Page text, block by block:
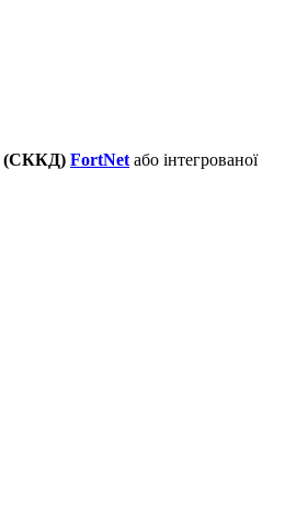
(СККД) FortNet або інтегрованої